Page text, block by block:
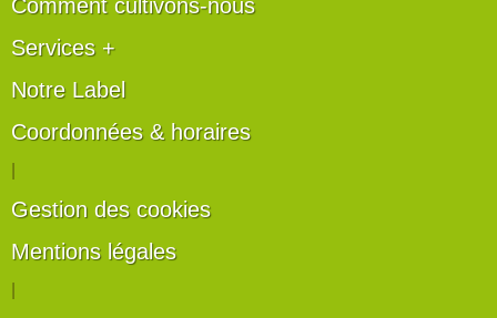
Comment cultivons-nous
Services +
Notre Label
Coordonnées & horaires
Gestion des cookies
Mentions légales